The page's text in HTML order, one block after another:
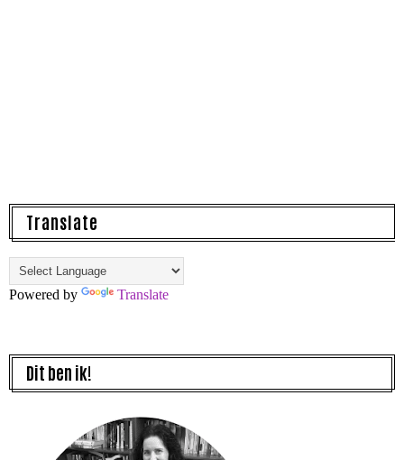
Translate
Powered by Translate
Dit ben ik!